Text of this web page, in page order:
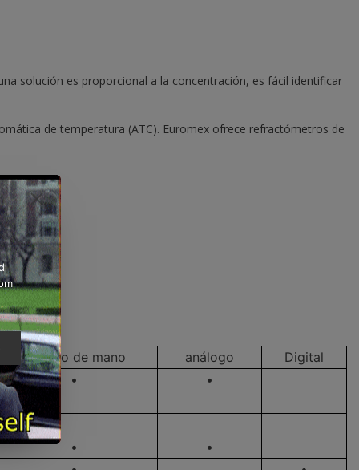
solución es proporcional a la concentración, es fácil identificar
de temperatura (ATC). Euromex ofrece refractómetros de
Modelo de mano análogo
Digital
•
•
•
•